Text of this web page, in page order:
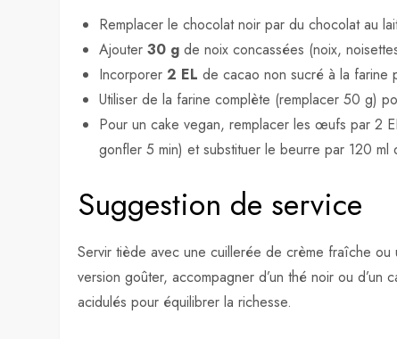
Remplacer le chocolat noir par du chocolat au
Ajouter30 g de noix concassées (noix,
Incorporer2 EL de cacao non sucré à la farine
Utiliser de la farine complète (remplacer 50 g)
Pour un cake vegan, remplacer les œufs par 2
gonfler 5 min) et substituer le beurre par 120 ml
Suggestion de service
Servir tiède avec une cuillerée de crème fraîche
version goûter, accompagner d’un thé noir ou
acidulés pour équilibrer la richesse.